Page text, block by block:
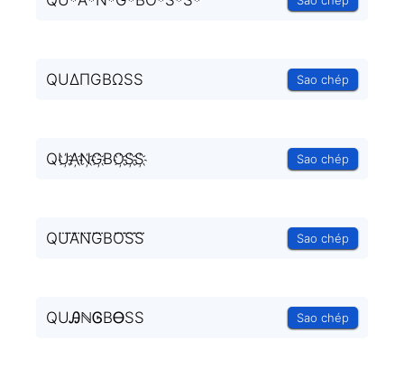
QUΔΠGBΩSS Sao chép
QU҉A҉N҉G҉BO҉S҉S҉ Sao chép
QU⃜A⃜N⃜G⃜BO⃜S⃜S⃜ Sao chép
QUᎯℕᎶBᎾЅЅ Sao chép